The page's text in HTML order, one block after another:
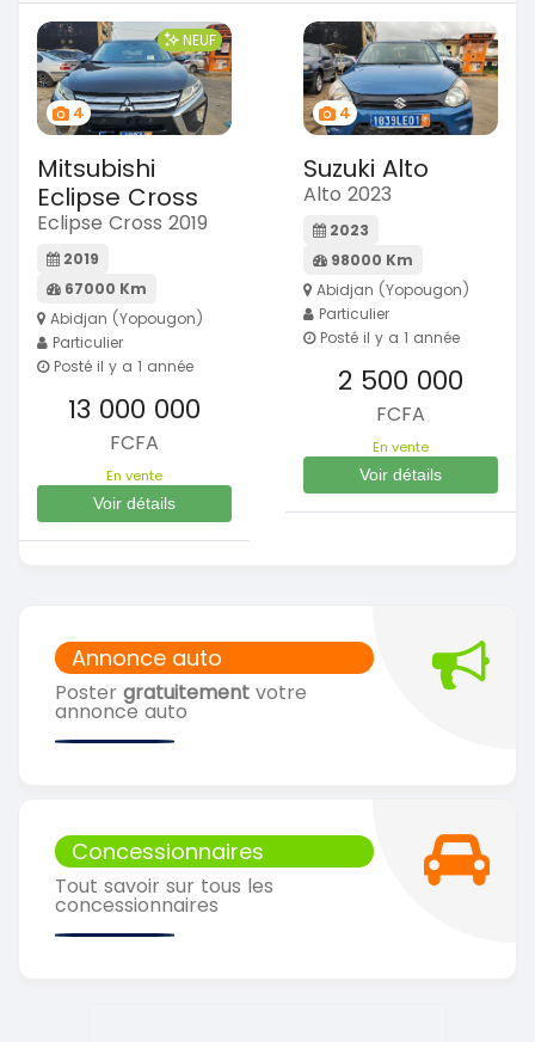
Annonce auto
Poster gratuitement votre
annonce auto
Concessionnaires
Tout savoir sur tous les
concessionnaires
4
NEUF
Mitsubishi
Eclipse Cross
Eclipse Cross 2019
2019
67000 Km
Abidjan (Yopougon)
Particulier
Posté il y a 1 année
13 000 000
FCFA
En vente
Voir détails
4
Suzuki Alto
Alto 2023
2023
98000 Km
Abidjan (Yopougon)
Particulier
Posté il y a 1 année
2 500 000
FCFA
En vente
Voir détails